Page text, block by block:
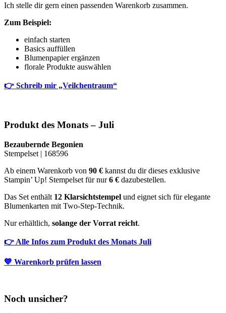
Ich stelle dir gern einen passenden Warenkorb zusammen.
Zum Beispiel:
einfach starten
Basics auffüllen
Blumenpapier ergänzen
florale Produkte auswählen
👉 Schreib mir „Veilchentraum“
Produkt des Monats – Juli
Bezaubernde Begonien
Stempelset | 168596
Ab einem Warenkorb von 90 € kannst du dir dieses exklusive
Stampin’ Up! Stempelset für nur6 € dazubestellen.
Das Set enthält 12 Klarsichtstempel und eignet sich für elegante
Blumenkarten mit Two-Step-Technik.
Nur erhältlich, solange der Vorrat reicht.
👉 Alle Infos zum Produkt des Monats Juli
💙 Warenkorb prüfen lassen
Noch unsicher?